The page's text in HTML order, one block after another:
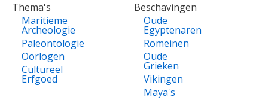
Thema's
Maritieme
Archeologie
Paleontologie
Oorlogen
Cultureel
Erfgoed
Beschavingen
Oude
Egyptenaren
Romeinen
Oude
Grieken
Vikingen
Maya's